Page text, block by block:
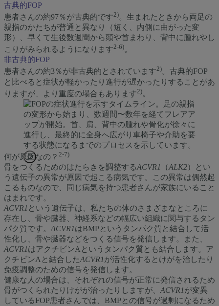
古典的FOP
患者さんの約97％が古典的です2)。生まれたときから両足の
親指のかたちが普通と異なり（短く、内側に曲がった変
形）、早くて生後数週間から頭や首まわり、背中に腫れやし
こりがみられるようになります2-6)。
非古典的FOP
患者さんの約3％が非古典的とされています2)。古典的FOP
と比べると症状が軽かったり進行が遅かったりすることがあ
りますが、より重度の場合もあります2)。
Enlarge
image
何が原因なの？ 2-7)
骨をつくるためのはたらきを調整するACVR1 （ALK2）とい
う遺伝子の異常が原因で起こる病気です。この異常は偶然起
こるものなので、同じ病気を持つ患者さんが家族にいること
はまれです。
ACVR1 という遺伝子は、私たちの体のさまざまなところに
存在し、骨や臓器、神経系などの幅広い組織に関与するタン
パク質です。 ACVR1はBMPというタンパク質と結合して活
性化し、骨や臓器などをつくる信号を発信します。また、
ACVR1はアクチビンAというタンパク質とも結合します。ア
クチビンAと結合したACVR1が活性化するとけがを治したり
免疫調整のための信号を発信します。
健康な人の場合は、それぞれの信号が正常に発信されるため
骨がつくられたりけがが治ったりしますが、 ACVR1が変異
しているFOP患者さんでは、BMPとの信号が過剰になるため